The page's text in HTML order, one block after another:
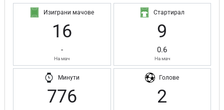
Изиграни мачове
16
-
На мач
Стартирал
9
0.6
На мач
Минути
776
Голове
2